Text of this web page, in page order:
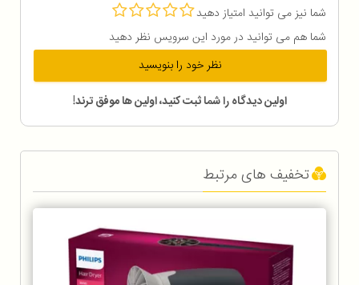
شما نیز می توانید امتیاز دهید
شما هم می توانید در مورد این سرویس نظر دهید
نظر خود را بنویسید
اولین دیدگاه را شما ثبت کنید، اولین ها موفق ترند!
تخفیف های مرتبط